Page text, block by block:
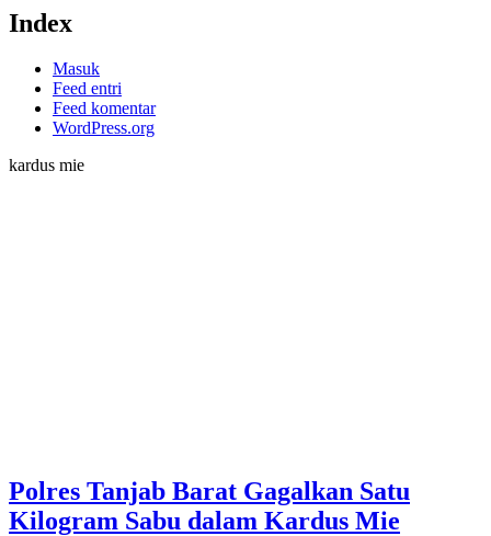
Index
Masuk
Feed entri
Feed komentar
WordPress.org
kardus mie
Polres Tanjab Barat Gagalkan Satu
Kilogram Sabu dalam Kardus Mie